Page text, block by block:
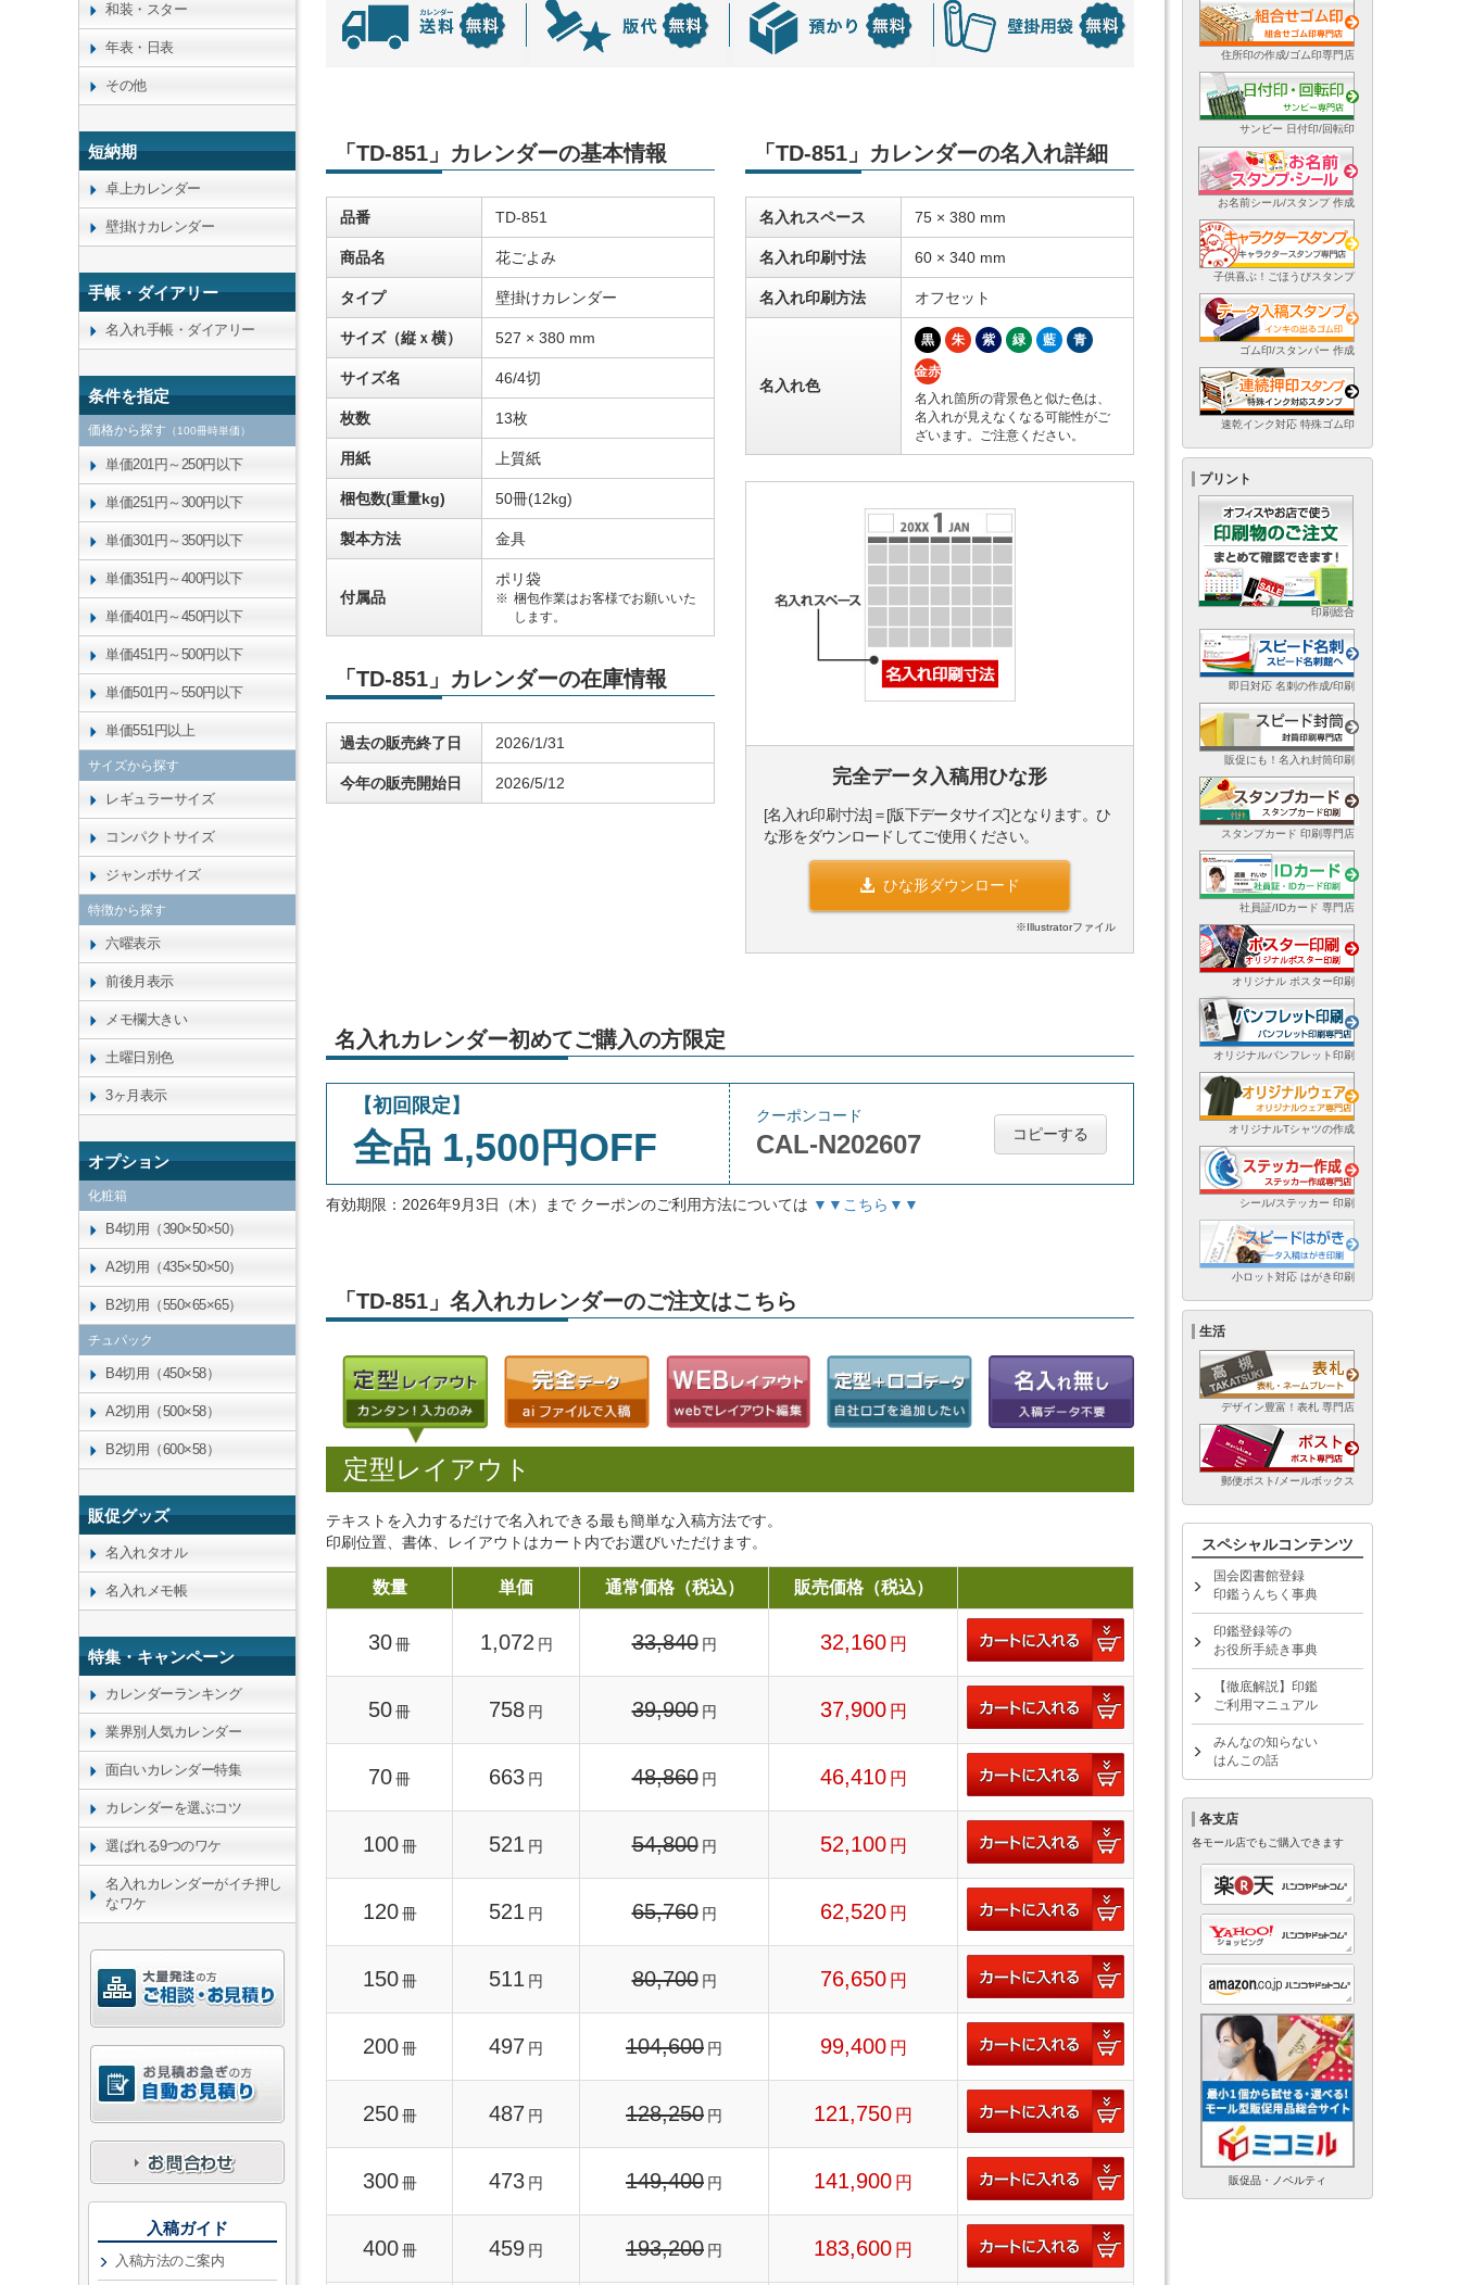
「TD-851」カレンダーの基本情報
品番 TD-851
商品名 花ごよみ
タイプ 壁掛けカレンダー
サイズ（縦ｘ横） 527 × 380 mm
サイズ名 46/4切
枚数 13枚
用紙 上質紙
梱包数(重量kg) 50冊(12kg)
製本方法 金具
付属品
ポリ袋
梱包作業はお客様でお願いいた
します。
「TD-851」カレンダーの在庫情報
過去の販売終了日 2026/1/31
今年の販売開始日 2026/5/12
「TD-851」カレンダーの名入れ詳細
名入れスペース 75 × 380 mm
名入れ印刷寸法 60 × 340 mm
名入れ印刷方法 オフセット
名入れ色
黒 朱 紫 緑 藍 青
金赤
名入れ箇所の背景色と似た色は、
名入れが見えなくなる可能性がご
ざいます。ご注意ください。
完全データ入稿用ひな形
[名入れ印刷寸法]＝[版下データサイズ]となります。ひ
な形をダウンロードしてご使用ください。
ひな形ダウンロード
※Illustratorファイル
名入れカレンダー初めてご購入の方限定
【初回限定】
全品 1,500円OFF
クーポンコード
CAL-N202607 コピーする
有効期限：2026年9月3日（木）まで クーポンのご利用方法については ▼▼こちら▼▼
「TD-851」名入れカレンダーのご注文はこちら
定型レイアウト
テキストを入力するだけで名入れできる最も簡単な入稿方法です。
印刷位置、書体、レイアウトはカート内でお選びいただけます。
数量 単価 通常価格（税込） 販売価格（税込）
30冊 1,072 円 33,840 円 32,160 円
50冊 758 円 39,900 円 37,900 円
70冊 663 円 48,860 円 46,410 円
100 冊 521 円 54,800 円 52,100 円
120 冊 521 円 65,760 円 62,520 円
150 冊 511 円 80,700 円 76,650 円
200 冊 497 円 104,600 円 99,400 円
250 冊 487 円 128,250 円 121,750 円
300 冊 473 円 149,400 円 141,900 円
400 冊 459 円 193,200 円 183,600 円
和装・スター
年表・日表
その他
短納期
卓上カレンダー
壁掛けカレンダー
手帳・ダイアリー
名入れ手帳・ダイアリー
条件を指定
価格から探す （100冊時単価）
単価201円～250円以下
単価251円～300円以下
単価301円～350円以下
単価351円～400円以下
単価401円～450円以下
単価451円～500円以下
単価501円～550円以下
単価551円以上
サイズから探す
レギュラーサイズ
コンパクトサイズ
ジャンボサイズ
特徴から探す
六曜表示
前後月表示
メモ欄大きい
土曜日別色
3ヶ月表示
オプション
化粧箱
B4切用（390×50×50）
A2切用（435×50×50）
B2切用（550×65×65）
チュパック
B4切用（450×58）
A2切用（500×58）
B2切用（600×58）
販促グッズ
名入れタオル
名入れメモ帳
特集・キャンペーン
カレンダーランキング
業界別人気カレンダー
面白いカレンダー特集
カレンダーを選ぶコツ
選ばれる9つのワケ
名入れカレンダーがイチ押し
なワケ
入稿ガイド
入稿方法のご案内
住所印の作成/ゴム印専門店
サンビー 日付印/回転印
お名前シール/スタンプ 作成
子供喜ぶ！ごほうびスタンプ
ゴム印/スタンパー 作成
速乾インク対応 特殊ゴム印
プリント
印刷総合
即日対応 名刺の作成/印刷
販促にも！名入れ封筒印刷
スタンプカード 印刷専門店
社員証/IDカード 専門店
オリジナル ポスター印刷
オリジナルパンフレット印刷
オリジナルTシャツの作成
シール/ステッカー 印刷
小ロット対応 はがき印刷
生活
デザイン豊富！表札 専門店
郵便ポスト/メールボックス
スペシャルコンテンツ
国会図書館登録
印鑑うんちく事典
印鑑登録等の
お役所手続き事典
【徹底解説】印鑑
ご利用マニュアル
みんなの知らない
はんこの話
各支店
各モール店でもご購入できます
販促品・ノベルティ